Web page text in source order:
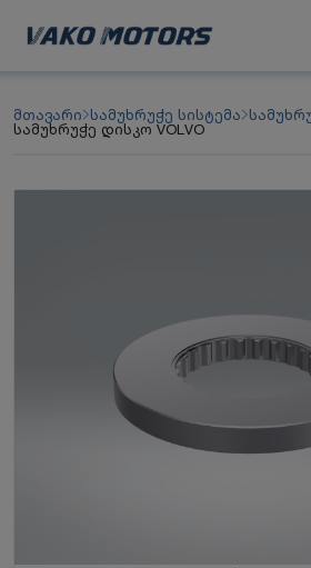
მთავარი სამუხრუჭე სისტემა
სამუხრუჭე დისკო VOLVO